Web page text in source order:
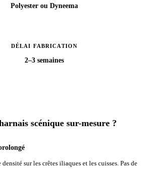
Polyester ou Dyneema
DÉLAI FABRICATION
2–3 semaines
scénique sur-mesure ?
sur les crêtes iliaques et les cuisses. Pas de